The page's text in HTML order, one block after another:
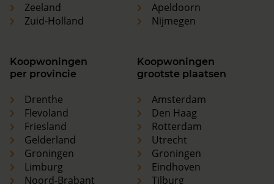
Zeeland
Zuid-Holland
Apeldoorn
Nijmegen
Koopwoningen
per provincie
Drenthe
Flevoland
Friesland
Gelderland
Groningen
Limburg
Noord-Brabant
Koopwoningen
grootste plaatsen
Amsterdam
Den Haag
Rotterdam
Utrecht
Groningen
Eindhoven
Tilburg